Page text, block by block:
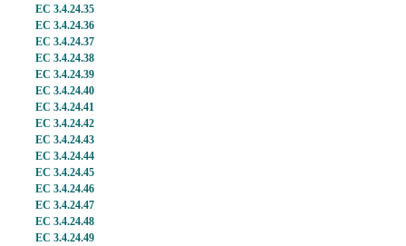
EC 3.4.24.35
EC 3.4.24.36
EC 3.4.24.37
EC 3.4.24.38
EC 3.4.24.39
EC 3.4.24.40
EC 3.4.24.41
EC 3.4.24.42
EC 3.4.24.43
EC 3.4.24.44
EC 3.4.24.45
EC 3.4.24.46
EC 3.4.24.47
EC 3.4.24.48
EC 3.4.24.49